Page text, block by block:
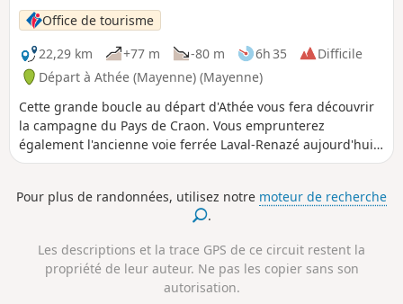
Office de tourisme
22,29 km
+77 m -80 m 6h 35
Difficile
Départ à Athée (Mayenne) (Mayenne)
Cette grande boucle au départ d'Athée vous fera découvrir
la campagne du Pays de Craon. Vous emprunterez
également l'ancienne voie ferrée Laval-Renazé aujourd'hui
réhabilitée en voie verte (également praticable à vélo et à
Pour plus de randonnées, utilisez notre moteur de recherche
.
Les descriptions et la trace GPS de ce circuit restent la
propriété de leur auteur. Ne pas les copier sans son
autorisation.